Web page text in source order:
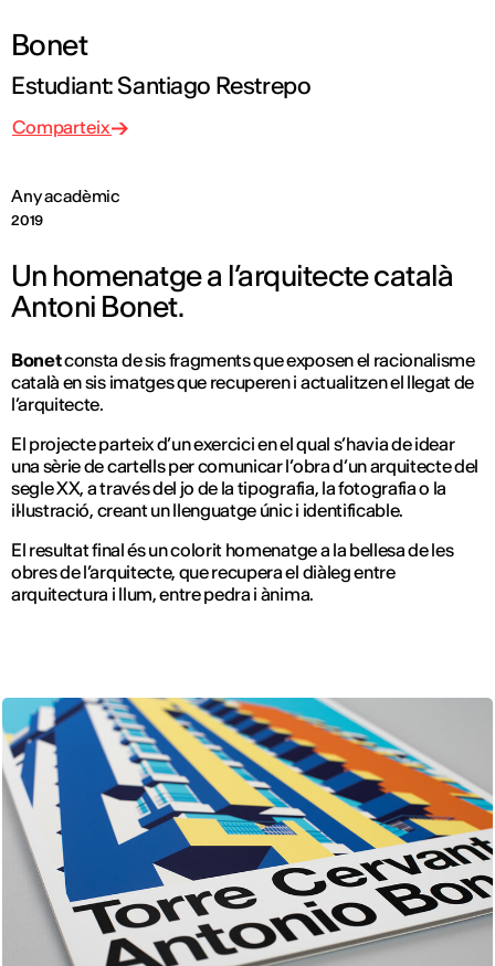
Bonet
Estudiant: Santiago Restrepo
Any acadèmic
2019
Comparteix
Un homenatge a l’arquitecte català
Antoni Bonet.
Bonetconsta de sis fragments que exposen el racionalisme
català en sis imatges que recuperen i actualitzen el llegat de
l’arquitecte.
El projecte parteix d’un exercici en el qual s’havia de idear
una sèrie de cartells per comunicar l’obra d’un arquitecte del
segle XX, a través del jo de la tipografia, la fotografia o la
il·lustració, creant un llenguatge únic i identificable.
El resultat final és un colorit homenatge a la bellesa de les
obres de l’arquitecte, que recupera el diàleg entre
arquitectura i llum, entre pedra i ànima.